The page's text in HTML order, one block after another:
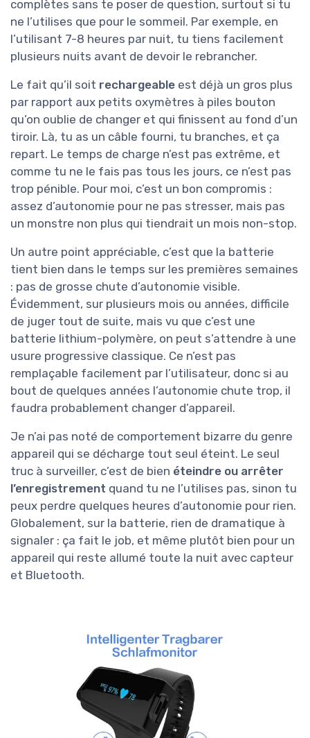
complètes sans te poser de question, surtout si tu
ne l’utilises que pour le sommeil. Par exemple, en
l’utilisant 7-8 heures par nuit, tu tiens facilement
plusieurs nuits avant de devoir le rebrancher.
Le fait qu’il soit rechargeable est déjà un gros plus
par rapport aux petits oxymètres à piles bouton
qu’on oublie de changer et qui finissent au fond d’un
tiroir. Là, tu as un câble fourni, tu branches, et ça
repart. Le temps de charge n’est pas extrême, et
comme tu ne le fais pas tous les jours, ce n’est pas
trop pénible. Pour moi, c’est un bon compromis :
assez d’autonomie pour ne pas stresser, mais pas
un monstre non plus qui tiendrait un mois non-stop.
Un autre point appréciable, c’est que la batterie
tient bien dans le temps sur les premières semaines
: pas de grosse chute d’autonomie visible.
Évidemment, sur plusieurs mois ou années, difficile
de juger tout de suite, mais vu que c’est une
batterie lithium-polymère, on peut s’attendre à une
usure progressive classique. Ce n’est pas
remplaçable facilement par l’utilisateur, donc si au
bout de quelques années l’autonomie chute trop, il
faudra probablement changer d’appareil.
Je n’ai pas noté de comportement bizarre du genre
appareil qui se décharge tout seul éteint. Le seul
truc à surveiller, c’est de bien éteindre ou arrêter
l’enregistrement quand tu ne l’utilises pas, sinon tu
peux perdre quelques heures d’autonomie pour rien.
Globalement, sur la batterie, rien de dramatique à
signaler : ça fait le job, et même plutôt bien pour un
appareil qui reste allumé toute la nuit avec capteur
et Bluetooth.